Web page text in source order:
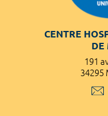
CENTRE
DE
191
34295